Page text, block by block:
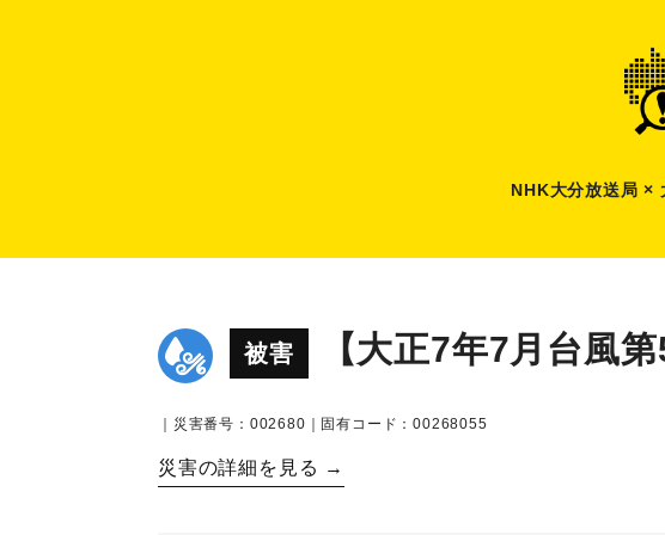
NHK大分放送局 ×
被害 【大正7年7月台風
｜災害番号：002680｜固有コード：00268055
災害の詳細を見る →